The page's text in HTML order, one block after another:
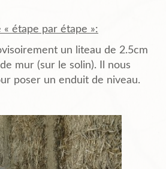
étape par étape »:
un liteau de 2.5cm
mur (sur le solin). Il nous
poser un enduit de niveau.